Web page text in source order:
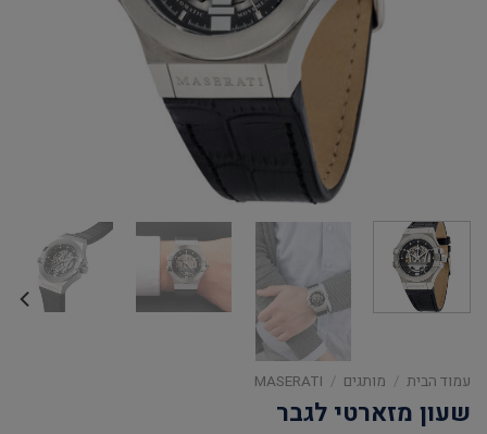
עמוד הבית / מותגים /
MASERATI
שעון מזארטי לגבר